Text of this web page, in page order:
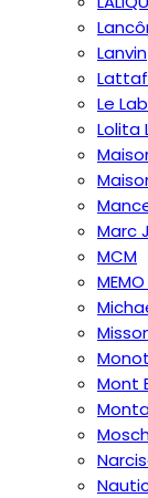
Lanvin
Le
Lolita
Marc
MCM
Mont